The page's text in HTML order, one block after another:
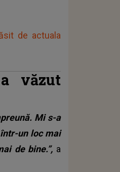
de actuala
văzut
Mi s-a
un loc mai
de bine.”, a